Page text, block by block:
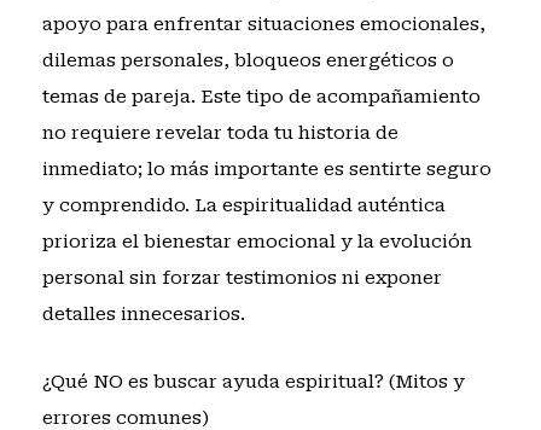
apoyo para enfrentar situaciones emocionales,
dilemas personales, bloqueos energéticos o
temas de pareja. Este tipo de acompañamiento
no requiere revelar toda tu historia de
inmediato; lo más importante es sentirte seguro
y comprendido. La espiritualidad auténtica
prioriza el bienestar emocional y la evolución
personal sin forzar testimonios ni exponer
detalles innecesarios.
¿Qué NO es buscar ayuda espiritual? (Mitos y
errores comunes)